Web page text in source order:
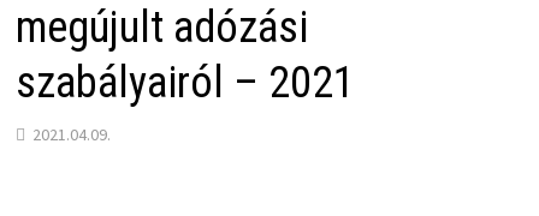
megújult adózási
szabályairól – 2021
2021.04.09.